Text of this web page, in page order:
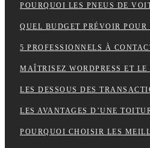
LES AVANTAGES D’UNE